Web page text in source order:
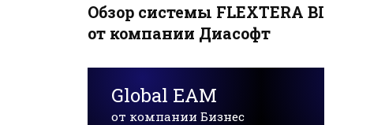
Обзор системы FLEXTERA BI
от компании Диасофт
Global EAM
от компании Бизнес